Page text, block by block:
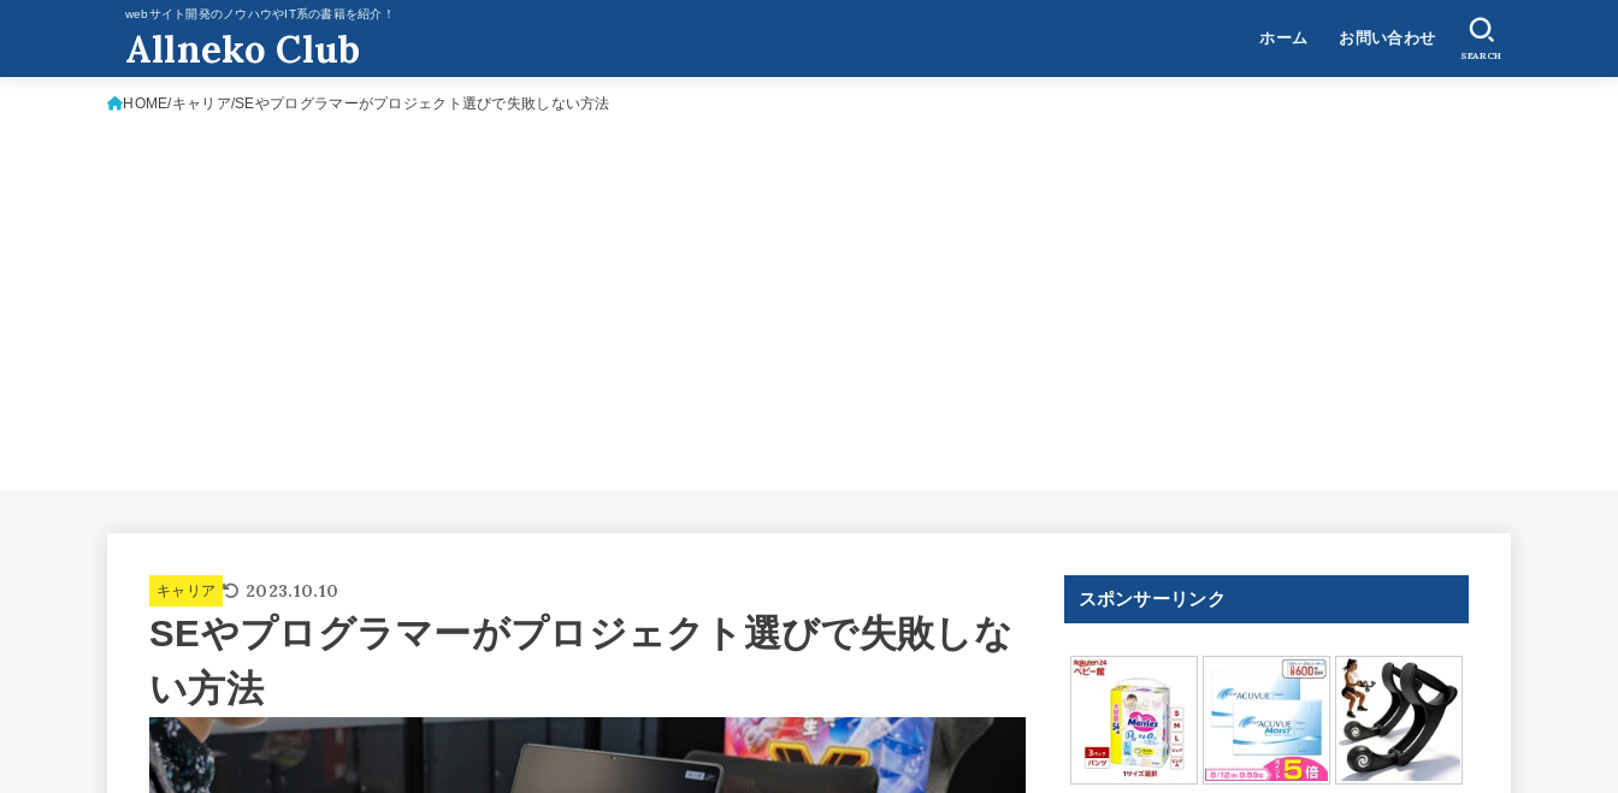
webサイト開発のノウハウやIT系の書籍を紹介！
Allneko Club ホーム お問い合わせ
SEARCH
HOME キャリア SEやプログラマーがプロジェクト選びで失敗しない方法
キャリア 2023.10.10
SEやプログラマーがプロジェクト選びで失敗しな
い方法
スポンサーリンク